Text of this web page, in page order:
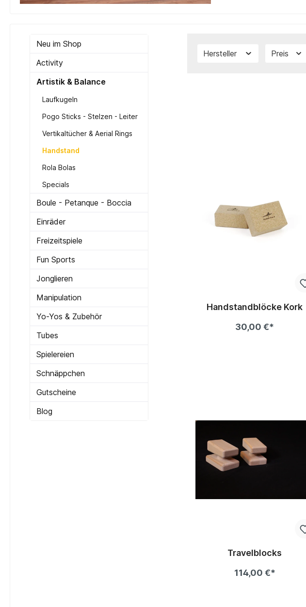
Neu im Shop
Activity
Artistik & Balance
Laufkugeln
Pogo Sticks - Stelzen - Leiter
Vertikaltücher & Aerial Rings
Handstand
Rola Bolas
Specials
Boule - Petanque - Boccia
Einräder
Freizeitspiele
Fun Sports
Jonglieren
Manipulation
Yo-Yos & Zubehör
Tubes
Spielereien
Schnäppchen
Gutscheine
Blog
Hersteller Preis
Handstandblöcke Kork
30,00 €*
Travelblocks
114,00 €*